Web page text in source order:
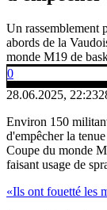
Un rassemblement
abords de la
monde M19 de
0
28.06.2025, 22:23
Environ 150
d'empêcher la
Coupe du monde
faisant usage de
«Ils ont fouetté les